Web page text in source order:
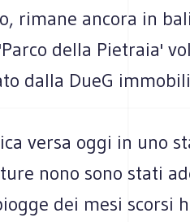
rimane ancora in
della Pietraia'
dalla DueG
versa oggi in uno
nono sono stati
dei mesi scorsi